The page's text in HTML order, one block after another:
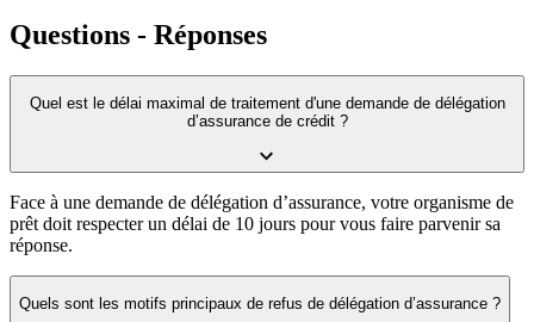
Questions - Réponses
Quel est le délai maximal de traitement d'une demande de délégation
d’assurance de crédit ?
Face à une demande de délégation d’assurance, votre organisme de
prêt doit respecter un délai de 10 jours pour vous faire parvenir sa
réponse.
Quels sont les motifs principaux de refus de délégation d’assurance ?